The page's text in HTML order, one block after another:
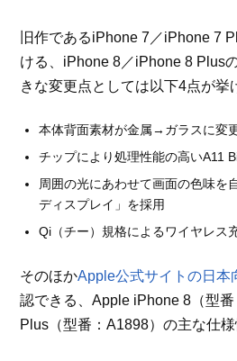
旧作であるiPhone 7／iPhone 7
ける、iPhone 8／iPhone 8 Plus
きな変更点としては以下4点が挙
本体背面素材が金属→ガラスに変
チップにより処理性能の高いA11
周囲の光にあわせて画面の色味を
ディスプレイ」を採用
Qi（チー）規格によるワイヤレス
そのほかApple公式サイトの日本
認できる、Apple iPhone 8（型
Plus（型番：A1898）の主な仕様